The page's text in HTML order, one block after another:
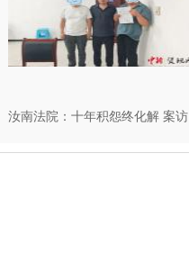
汝南法院：十年积怨终化解 案访
双结促和谐